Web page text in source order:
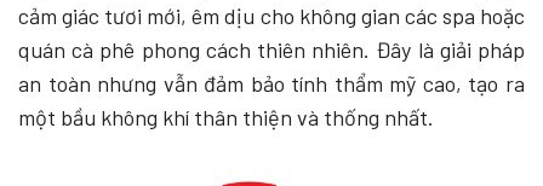
cảm giác tươi mới, êm dịu cho không gian các spa hoặc
quán cà phê phong cách thiên nhiên. Đây là giải pháp
an toàn nhưng vẫn đảm bảo tính thẩm mỹ cao, tạo ra
một bầu không khí thân thiện và thống nhất.